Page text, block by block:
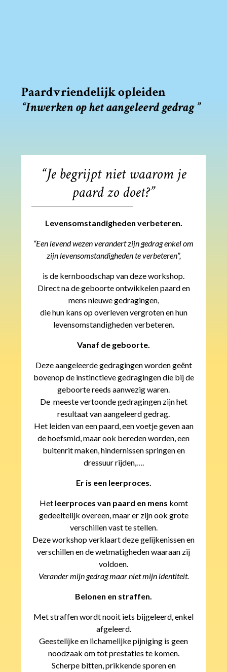
Paardvriendelijk opleiden
“Inwerken op het aangeleerd gedrag ”
“Je begrijpt niet waarom je
paard zo doet?”
Levensomstandigheden verbeteren.
“Een levend wezen verandert zijn gedrag enkel om
zijn levensomstandigheden te verbeteren”,
is de kernboodschap van deze workshop.
Direct na de geboorte ontwikkelen paard en
mens nieuwe gedragingen,
die hun kans op overleven vergroten en hun
levensomstandigheden verbeteren.
Vanaf de geboorte.
Deze aangeleerde gedragingen worden geënt
bovenop de instinctieve gedragingen die bij de
geboorte reeds aanwezig waren.
De meeste vertoonde gedragingen zijn het
resultaat van aangeleerd gedrag.
Het leiden van een paard, een voetje geven aan
de hoefsmid, maar ook bereden worden, een
buitenrit maken, hindernissen springen en
dressuur rijden,….
Er is een leerproces.
Het leerproces van paard en mens komt
gedeeltelijk overeen, maar er zijn ook grote
verschillen vast te stellen.
Deze workshop verklaart deze gelijkenissen en
verschillen en de wetmatigheden waaraan zij
voldoen.
Verander mijn gedrag maar niet mijn identiteit.
Belonen en straffen.
Met straffen wordt nooit iets bijgeleerd, enkel
afgeleerd.
Geestelijke en lichamelijke pijniging is geen
noodzaak om tot prestaties te komen.
Scherpe bitten, prikkende sporen en